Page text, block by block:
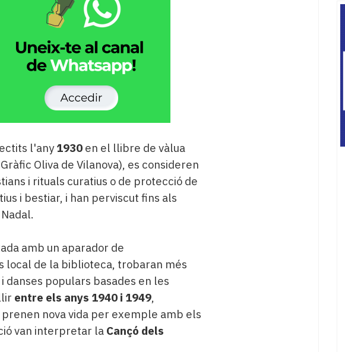
l'any1930en el llibre de vàlua
Oliva de Vilanova), es consideren
i rituals curatius o de protecció de
i bestiar, i han perviscut fins als
amb un aparador de
local de la biblioteca, trobaran més
populars basades en les
entre els anys 1940 i 1949,
nova vida per exemple amb els
van interpretar la Cançó dels